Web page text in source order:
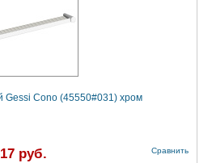
Gessi Cono (45550#031) хром
руб. Сравнить